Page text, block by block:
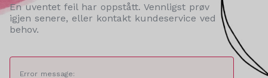
En uventet feil har oppstått. Vennligst prøv
igjen senere, eller kontakt kundeservice ved
behov.
Error message: